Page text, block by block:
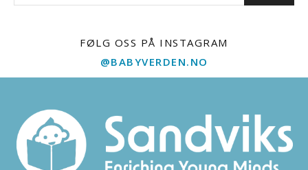
FØLG OSS PÅ INSTAGRAM
@BABYVERDEN.NO